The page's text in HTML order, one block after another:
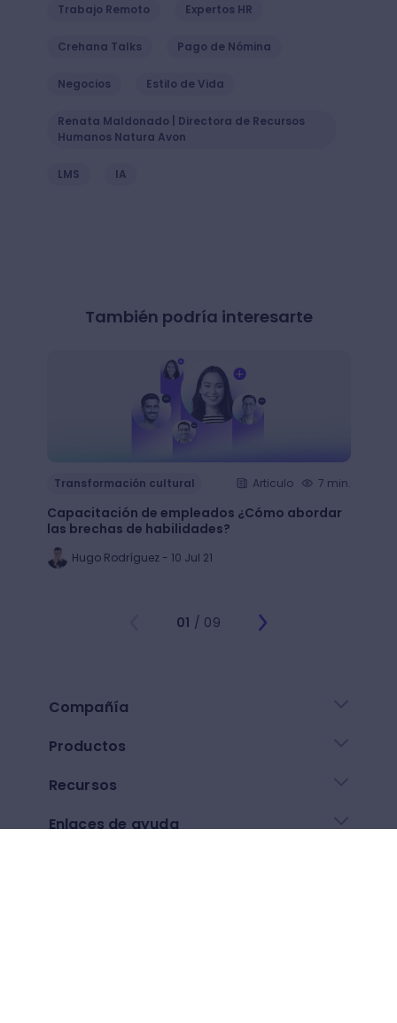
Trabajo Remoto Expertos HR
Crehana Talks Pago de Nómina
Negocios Estilo de Vida
Renata Maldonado | Directora de Recursos
Humanos Natura Avon
LMS IA
También podría interesarte
Transformación cultural Articulo 7 min.
Capacitación de empleados ¿Cómo abordar
las brechas de habilidades?
Hugo Rodríguez - 10 Jul 21
01 / 09
Compañía
Productos
Recursos
Enlaces de ayuda